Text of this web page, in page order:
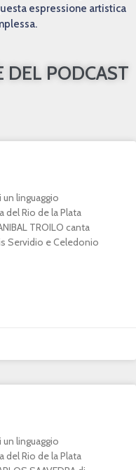
espressione artistica
DEL PODCAST
linguaggio
Rio de la Plata
TROILO canta
Servidio e Celedonio
linguaggio
Rio de la Plata